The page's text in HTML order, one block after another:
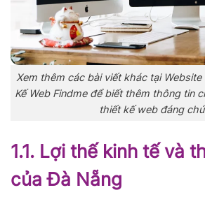
Xem thêm các bài viết khác tại
Kế Web Findme để biết thêm thông tin
thiết kế web đáng
1.1. Lợi thế kinh tế và
của Đà Nẵng